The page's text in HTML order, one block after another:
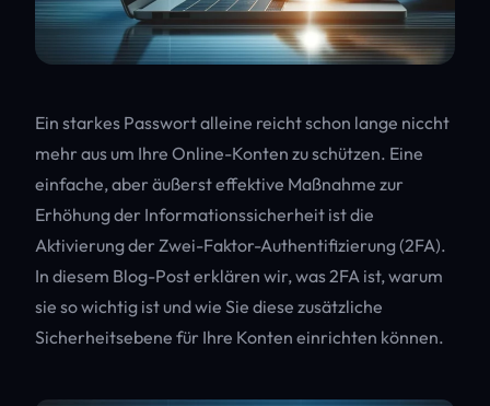
Ein starkes Passwort alleine reicht schon lange niccht
mehr aus um Ihre Online-Konten zu schützen. Eine
einfache, aber äußerst effektive Maßnahme zur
Erhöhung der Informationssicherheit ist die
Aktivierung der Zwei-Faktor-Authentifizierung (2FA).
In diesem Blog-Post erklären wir, was 2FA ist, warum
sie so wichtig ist und wie Sie diese zusätzliche
Sicherheitsebene für Ihre Konten einrichten können.